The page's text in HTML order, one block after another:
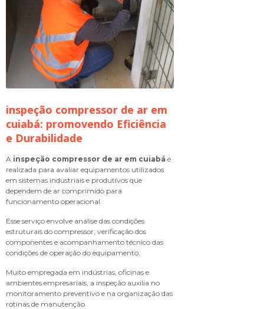
inspeção compressor de ar em
cuiabá: promovendo Eficiência
e Durabilidade
A inspeção compressor de ar em cuiabá é
realizada para avaliar equipamentos utilizados
em sistemas industriais e produtivos que
dependem de ar comprimido para
funcionamento operacional.
Esse serviço envolve análise das condições
estruturais do compressor, verificação dos
componentes e acompanhamento técnico das
condições de operação do equipamento.
Muito empregada em indústrias, oficinas e
ambientes empresariais, a inspeção auxilia no
monitoramento preventivo e na organização das
rotinas de manutenção.